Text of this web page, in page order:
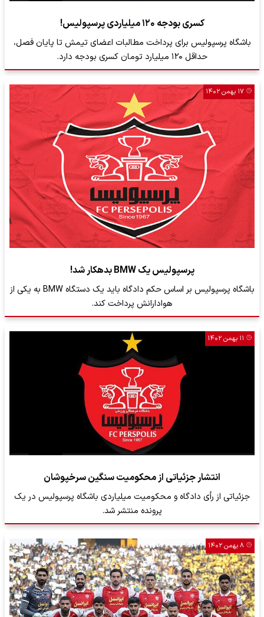
کسری بودجه ۱۲۰ میلیاردی پرسپولیس!
باشگاه پرسپولیس برای پرداخت مطالبات اعضای تیمش تا پایان فصل،
حداقل ۱۲۰ میلیارد تومان کسری بودجه دارد.
۱۷ بهمن ۱۴۰۲
پرسپولیس یک BMW بدهکار شد!
باشگاه پرسپولیس بر اساس حکم دادگاه باید یک دستگاه BMW به یکی از
هوادارانش پرداخت کند.
۱۱ بهمن ۱۴۰۲
انتشار جزئیاتی از محکومیت سنگین سرخپوشان
جزئیاتی از رأی دادگاه و محکومیت میلیاردی باشگاه پرسپولیس در یک
پرونده منتشر شد.
۸ بهمن ۱۴۰۲